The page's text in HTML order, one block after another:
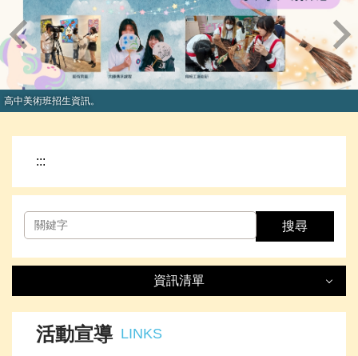
高中美術班招生資訊。
:::
搜尋
資訊清單
資訊清單 LIST
活動宣導 LINKS